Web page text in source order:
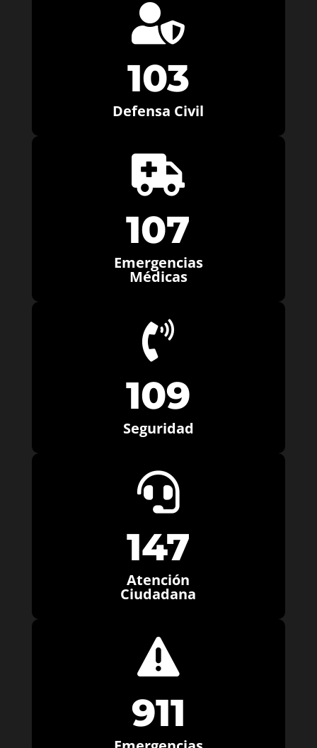

103
Defensa Civil

107
Emergencias
Médicas

109
Seguridad

147
Atención
Ciudadana

911